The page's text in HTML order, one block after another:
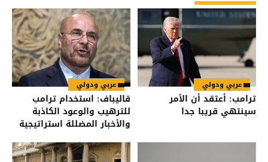
عربي ودولي
ترامب: أعتقد أن الأمر
سينتهي قريبا جدا
عربي ودولي
قاليباف: استخدام ترامب
للترهيب والوعود الكاذبة
والأخبار المضللة استراتيجية